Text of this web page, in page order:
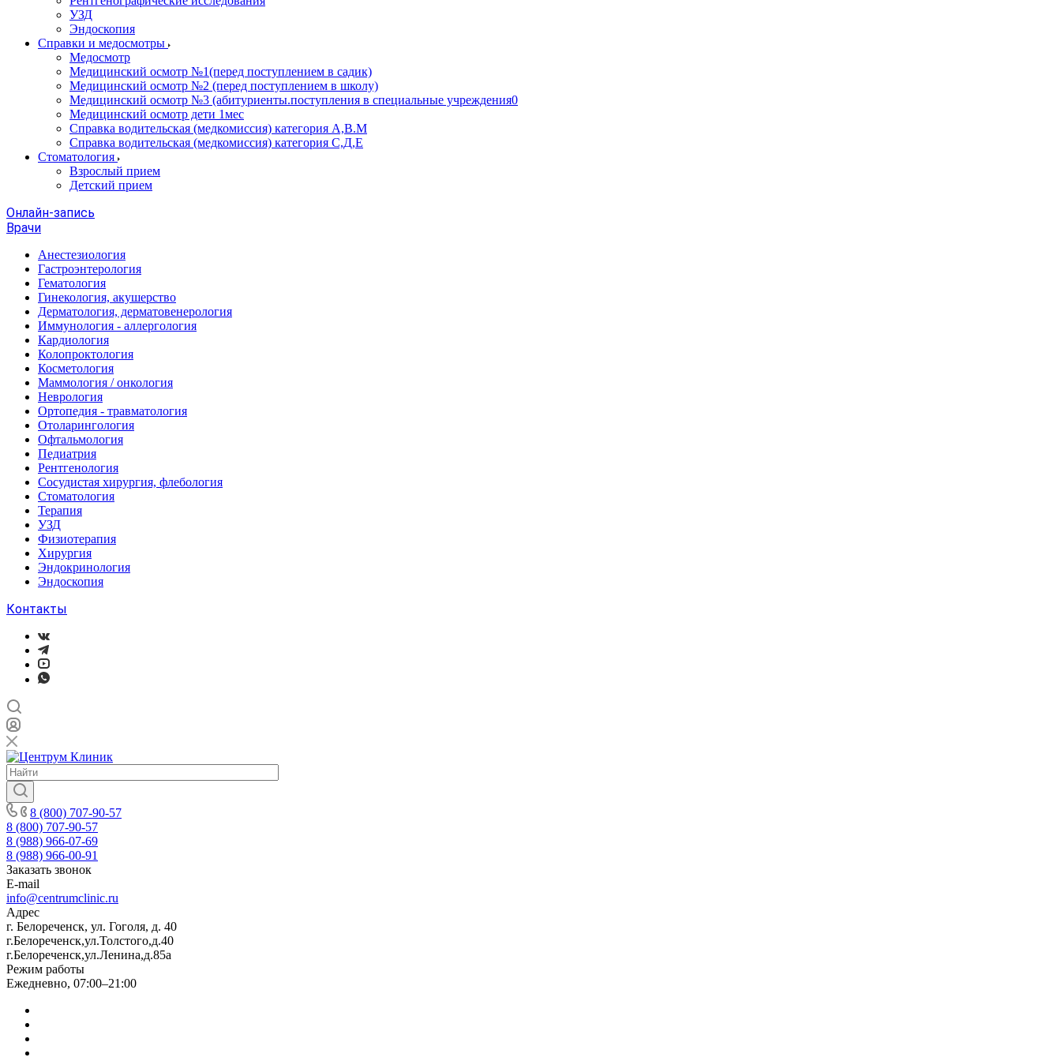
УЗД
Эндоскопия
Справки и медосмотры
Медосмотр
Медицинский осмотр №1(перед поступлением в садик)
Медицинский осмотр №2 (перед поступлением в школу)
Медицинский осмотр №3 (абитуриенты.поступления в специальные учреждения0
Медицинский осмотр дети 1мес
Справка водительская (медкомиссия) категория А,В.М
Справка водительская (медкомиссия) категория С,Д,Е
Стоматология
Взрослый прием
Детский прием
Онлайн-запись
Врачи
Анестезиология
Гастроэнтерология
Гематология
Гинекология, акушерство
Дерматология, дерматовенерология
Иммунология - аллергология
Кардиология
Колопроктология
Косметология
Маммология / онкология
Неврология
Ортопедия - травматология
Отоларингология
Офтальмология
Педиатрия
Рентгенология
Сосудистая хирургия, флебология
Стоматология
Терапия
УЗД
Физиотерапия
Хирургия
Эндокринология
Эндоскопия
Контакты
8 (800) 707-90-57
8 (800) 707-90-57
8 (988) 966-07-69
8 (988) 966-00-91
Заказать звонок
E-mail
info@centrumclinic.ru
Адрес
г. Белореченск, ул. Гоголя, д. 40
г.Белореченск,ул.Толстого,д.40
г.Белореченск,ул.Ленина,д.85а
Режим работы
Ежедневно, 07:00–21:00